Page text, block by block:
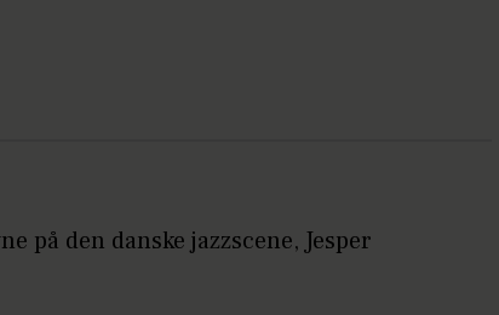
på den danske jazzscene, Jesper